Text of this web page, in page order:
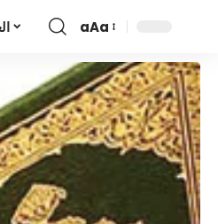
Font
Resizer
aAa